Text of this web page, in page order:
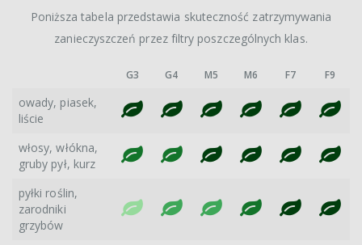
Poniższa tabela przedstawia skuteczność zatrzymywania
zanieczyszczeń przez filtry poszczególnych klas.
G3 G4 M5 M6 F7 F9
owady, piasek,
liście
włosy, włókna,
gruby pył, kurz
pyłki roślin,
zarodniki
grzybów